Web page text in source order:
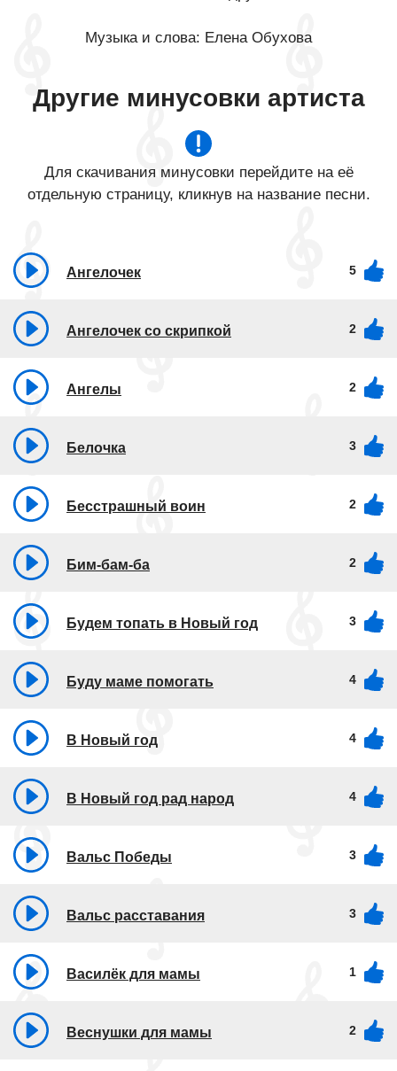
Музыка и слова: Елена Обухова
Другие минусовки артиста
Для скачивания минусовки перейдите на её
отдельную страницу, кликнув на название песни.
Ангелочек 5
Ангелочек со скрипкой 2
Ангелы 2
Белочка 3
Бесстрашный воин 2
Бим-бам-ба 2
Будем топать в Новый год 3
Буду маме помогать 4
В Новый год 4
В Новый год рад народ 4
Вальс Победы 3
Вальс расставания 3
Василёк для мамы 1
Веснушки для мамы 2